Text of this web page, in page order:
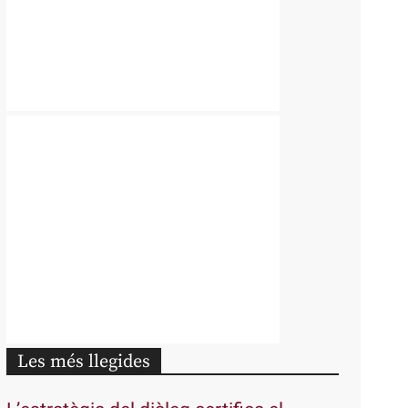
Les més llegides